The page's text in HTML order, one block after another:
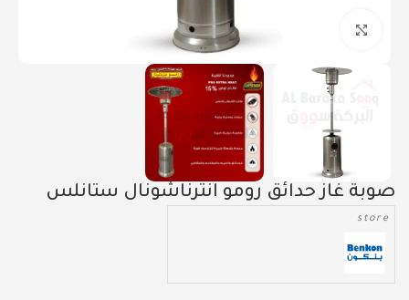
صوبة غاز حدائق رومو انترناشونال ستانلس
store